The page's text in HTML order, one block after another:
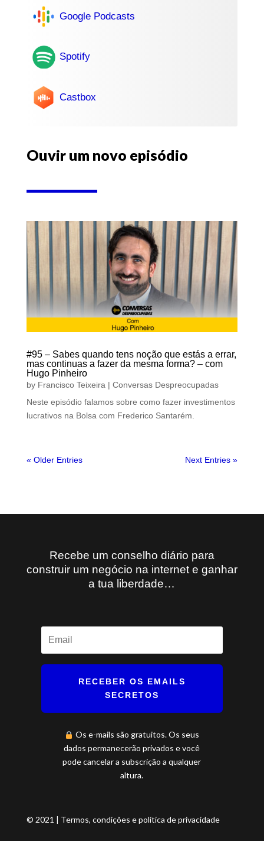
Google Podcasts
Spotify
Castbox
Ouvir um novo episódio
#95 – Sabes quando tens noção que estás a errar,
mas continuas a fazer da mesma forma? – com
Hugo Pinheiro
by Francisco Teixeira | Conversas Despreocupadas
Neste episódio falamos sobre como fazer investimentos
lucrativos na Bolsa com Frederico Santarém.
« Older Entries Next Entries »
Recebe um conselho diário para
construir um negócio na internet e ganhar
a tua liberdade…
RECEBER OS EMAILS
SECRETOS
Os e-mails são gratuitos. Os seus
dados permanecerão privados e você
pode cancelar a subscrição a qualquer
altura.
© 2021 | Termos, condições e política de privacidade